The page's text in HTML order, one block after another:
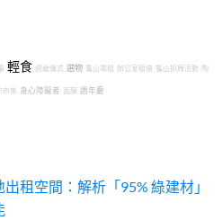
輕食 週歲儀式 選物 龜山場租 辦公室租借 龜山抓周活動 陶
市集 身心障礙者 面膜 週年慶
租空間：解析「95% 綠建材」